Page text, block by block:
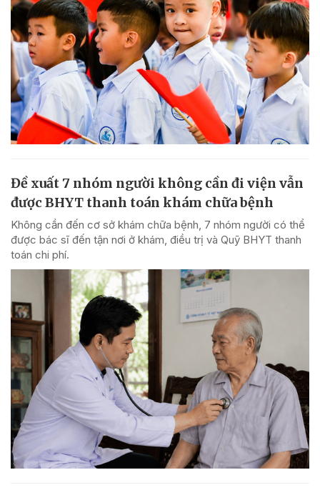
Đề xuất 7 nhóm người không cần đi viện vẫn
được BHYT thanh toán khám chữa bệnh
Không cần đến cơ sở khám chữa bệnh, 7 nhóm người có thể
được bác sĩ đến tận nơi ở khám, điều trị và Quỹ BHYT thanh
toán chi phí.